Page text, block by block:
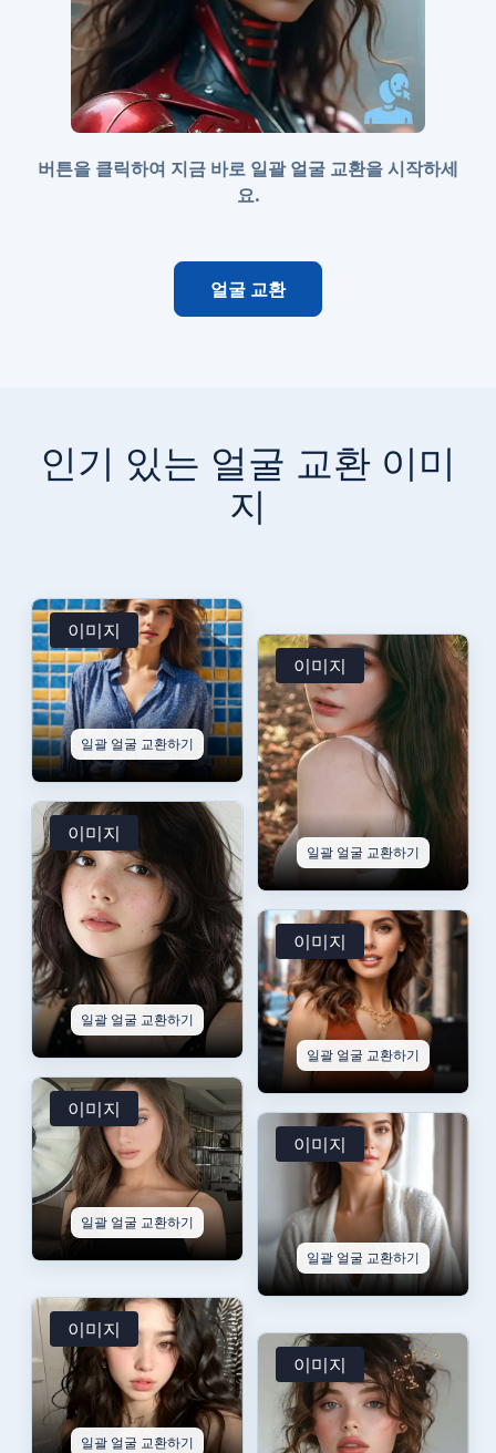
버튼을 클릭하여 지금 바로 일괄 얼굴 교환을 시작하세
요.
얼굴 교환
인기 있는 얼굴 교환 이미
지
이미지
일괄 얼굴 교환하기
이미지
일괄 얼굴 교환하기
이미지
일괄 얼굴 교환하기
이미지
일괄 얼굴 교환하기
이미지
일괄 얼굴 교환하기
이미지
일괄 얼굴 교환하기
이미지
일괄 얼굴 교환하기
이미지